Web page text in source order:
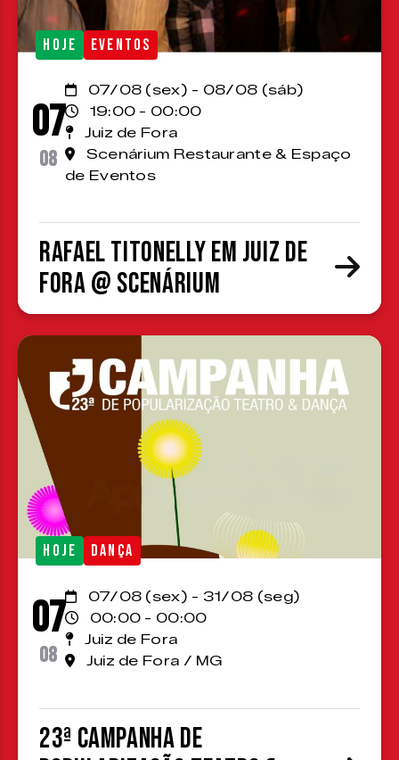
HOJE EVENTOS
07
08
07/08 (sex) - 08/08 (sáb)
19:00 - 00:00
Juiz de Fora
Scenárium Restaurante & Espaço
de Eventos
Rafael Titonelly em Juiz de
Fora @ Scenárium
HOJE DANÇA
07
08
07/08 (sex) - 31/08 (seg)
00:00 - 00:00
Juiz de Fora
Juiz de Fora / MG
23ª Campanha de